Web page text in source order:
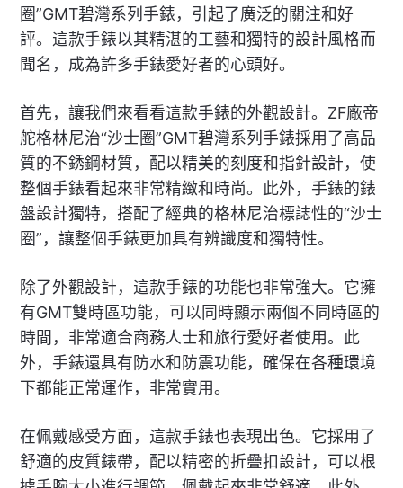
圈”GMT碧灣系列手錶，引起了廣泛的關注和好
評。這款手錶以其精湛的工藝和獨特的設計風格而
聞名，成為許多手錶愛好者的心頭好。
首先，讓我們來看看這款手錶的外觀設計。ZF廠帝
舵格林尼治“沙士圈”GMT碧灣系列手錶採用了高品
質的不銹鋼材質，配以精美的刻度和指針設計，使
整個手錶看起來非常精緻和時尚。此外，手錶的錶
盤設計獨特，搭配了經典的格林尼治標誌性的“沙士
圈”，讓整個手錶更加具有辨識度和獨特性。
除了外觀設計，這款手錶的功能也非常強大。它擁
有GMT雙時區功能，可以同時顯示兩個不同時區的
時間，非常適合商務人士和旅行愛好者使用。此
外，手錶還具有防水和防震功能，確保在各種環境
下都能正常運作，非常實用。
在佩戴感受方面，這款手錶也表現出色。它採用了
舒適的皮質錶帶，配以精密的折疊扣設計，可以根